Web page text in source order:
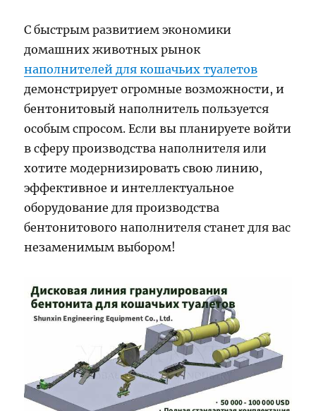
С быстрым развитием экономики
домашних животных рынок
наполнителей для кошачьих туалетов
демонстрирует огромные возможности, и
бентонитовый наполнитель пользуется
особым спросом. Если вы планируете войти
в сферу производства наполнителя или
хотите модернизировать свою линию,
эффективное и интеллектуальное
оборудование для производства
бентонитового наполнителя станет для вас
незаменимым выбором!